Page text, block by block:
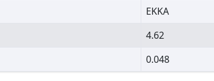
EKKA
4.62
0.048